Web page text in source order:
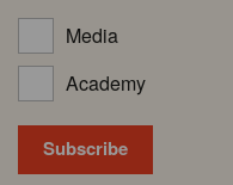
Media
Academy